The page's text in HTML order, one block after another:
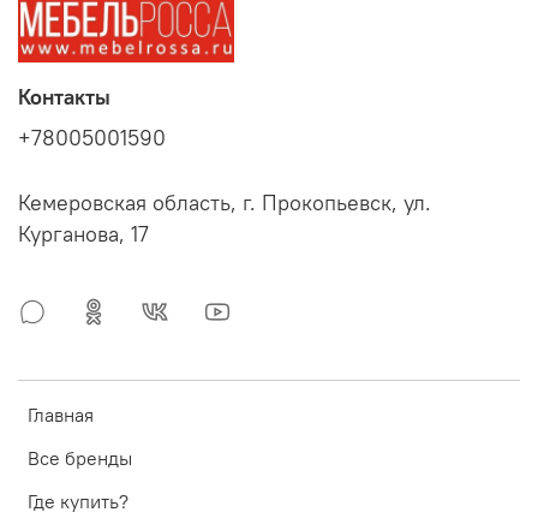
Главная
Все бренды
Где купить?
Контакты
+78005001590
Кемеровская область, г. Прокопьевск, ул.
Курганова, 17